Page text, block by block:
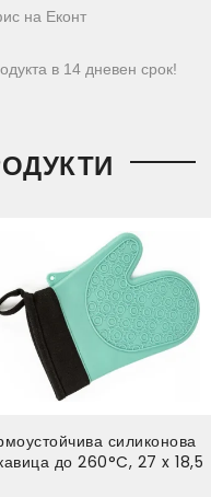
на Еконт
в 14 дневен срок!
силиконова
до 260°C, 27 x 18,5